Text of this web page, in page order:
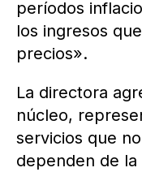
períodos
los ingresos
precios».
La directora
núcleo,
servicios que
dependen de la